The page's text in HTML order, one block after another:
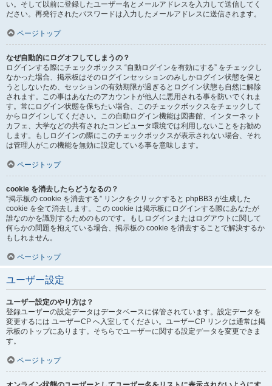
い。そして以前に登録したユーザー名とメールアドレスを入力して送信してく
ださい。再発行されたパスワードは入力したメールアドレスに送信されます。
ページトップ
なぜ自動的にログオフしてしまうの？
ログインする際にチェックボックス “自動ログインを有効にする” をチェックし
なかった場合、掲示板はそのログインセッションのみしかログイン状態を保と
うとしないため、セッションの有効期限が過ぎるとログイン状態も自然に解除
されます。この事はあなたのアカウントが他人に悪用される事を防いでくれま
す。常にログイン状態を保ちたい場合、このチェックボックスをチェックして
からログインしてください。この自動ログイン機能は図書館、インターネット
カフェ、大学などの共有されたコンピュータ環境では利用しないことをお勧め
します。もしログインの際にこのチェックボックスが表示されない場合、それ
は管理人がこの機能を無効に設定している事を意味します。
ページトップ
cookie を消去したらどうなるの？
“掲示板の cookie を消去する” リンクをクリックすると phpBB3 が生成した
cookie を全て消去します。この cookie は掲示板にログインする際にあなたが
誰なのかを識別するためのものです。もしログインまたはログアウトに関して
何らかの問題を抱えている場合、掲示板の cookie を消去することで解決するか
もしれません。
ページトップ
ユーザー設定
ユーザー設定のやり方は？
登録ユーザーの設定データはデータベースに保管されています。設定データを
変更するには ユーザーCP へ入室してください。ユーザーCP リンクは通常は掲
示板のトップにあります。そちらでユーザーに関する設定データを変更できま
す。
ページトップ